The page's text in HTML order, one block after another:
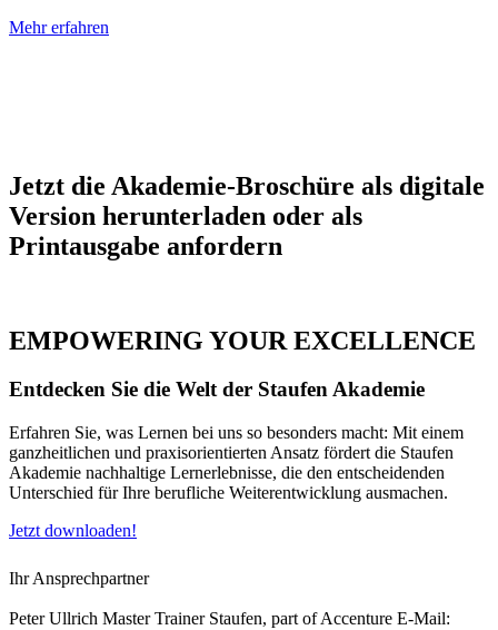
Mehr erfahren
Jetzt die Akademie-Broschüre als digitale
Version herunterladen oder als
Printausgabe anfordern
EMPOWERING YOUR EXCELLENCE
Entdecken Sie die Welt der Staufen Akademie
Erfahren Sie, was Lernen bei uns so besonders macht: Mit einem
ganzheitlichen und praxisorientierten Ansatz fördert die Staufen
Akademie nachhaltige Lernerlebnisse, die den entscheidenden
Unterschied für Ihre berufliche Weiterentwicklung ausmachen.
Jetzt downloaden!
Ihr Ansprechpartner
Peter Ullrich Master Trainer Staufen, part of Accenture E-Mail: